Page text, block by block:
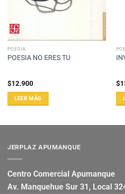
POESIA
POESIA NO ERES TU
$12.900
LEER MÁS
$
JERPLAZ APUMANQUE
Centro Comercial Apumanque
Av. Manquehue Sur 31, Local